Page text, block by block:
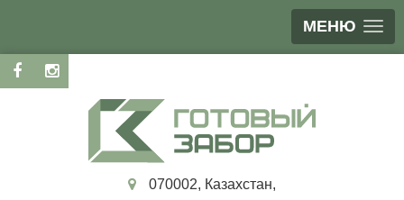
МЕНЮ
070002, Казахстан,